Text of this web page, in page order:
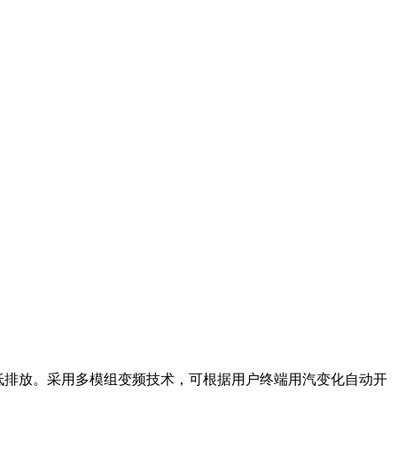
放。采用多模组变频技术，可根据用户终端用汽变化自动开